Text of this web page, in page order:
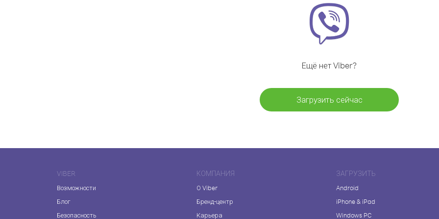
Ещё нет Viber?
Загрузить сейчас
VIBER
Возможности
Блог
Безопасность
КОМПАНИЯ
О Viber
Бренд-центр
Карьера
ЗАГРУЗИТЬ
Android
iPhone & iPad
Windows PC